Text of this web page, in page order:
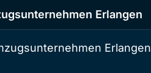
Erlangen
Erlangen